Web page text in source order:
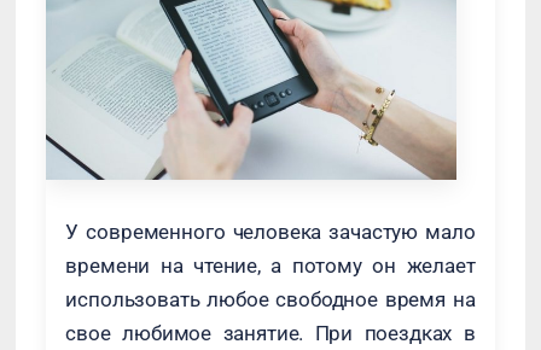
У современного человека зачастую мало
времени на чтение, а потому он желает
использовать любое свободное время на
свое любимое занятие. При поездках в